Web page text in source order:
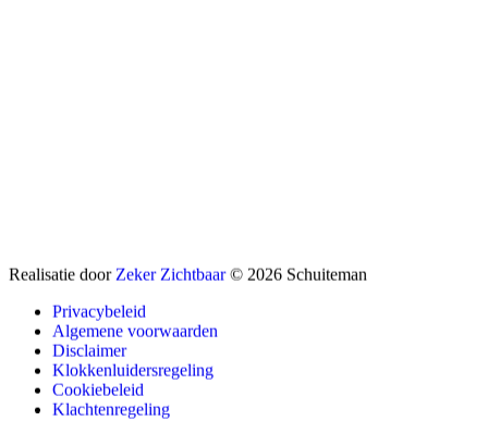
Realisatie door Zeker Zichtbaar © 2026 Schuiteman
Privacybeleid
Algemene voorwaarden
Disclaimer
Klokkenluidersregeling
Cookiebeleid
Klachtenregeling